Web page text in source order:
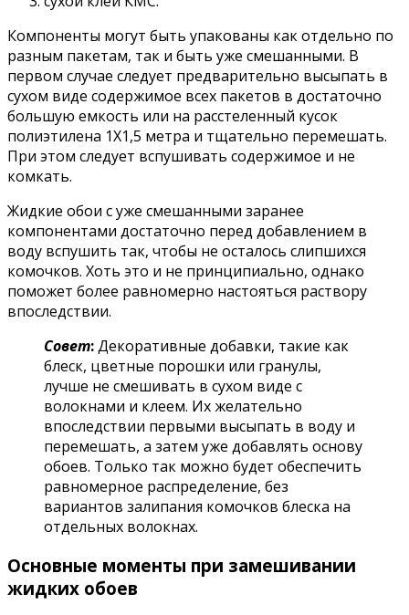
Компоненты могут быть упакованы как отдельно по
разным пакетам, так и быть уже смешанными. В
первом случае следует предварительно высыпать в
сухом виде содержимое всех пакетов в достаточно
большую емкость или на расстеленный кусок
полиэтилена 1Х1,5 метра и тщательно перемешать.
При этом следует вспушивать содержимое и не
комкать.
Жидкие обои с уже смешанными заранее
компонентами достаточно перед добавлением в
воду вспушить так, чтобы не осталось слипшихся
комочков. Хоть это и не принципиально, однако
поможет более равномерно настояться раствору
впоследствии.
Совет:Декоративные добавки, такие как
блеск, цветные порошки или гранулы,
лучше не смешивать в сухом виде с
волокнами и клеем. Их желательно
впоследствии первыми высыпать в воду и
перемешать, а затем уже добавлять основу
обоев. Только так можно будет обеспечить
равномерное распределение, без
вариантов залипания комочков блеска на
отдельных волокнах.
Основные моменты при замешивании
жидких обоев